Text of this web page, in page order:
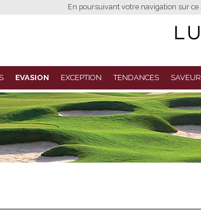
En poursuivant votre navigation sur
EVASION EXCEPTION TENDANCES